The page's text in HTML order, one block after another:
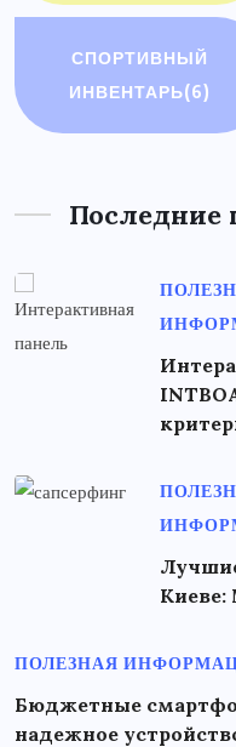
СПОРТИВНЫЙ
ИНВЕНТАРЬ(6)
Последние
ПОЛЕЗНАЯ
Бюджетные
надежное